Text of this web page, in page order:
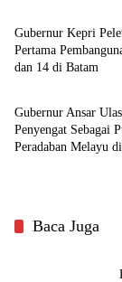
Gubernur Kepri
Pertama
dan 14 di Batam
Kepulauan Riau
Gubernur Ansar
Penyengat Sebagai
Peradaban Melayu
Baca Juga